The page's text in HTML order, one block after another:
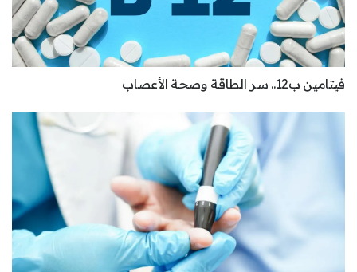
فيتامين ب12.. سر الطاقة وصحة الأعصاب